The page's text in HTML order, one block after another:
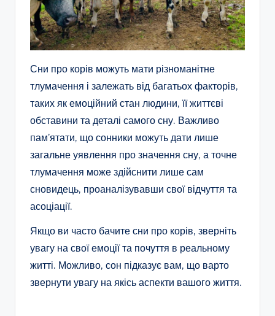
Сни про корів можуть мати різноманітне
тлумачення і залежать від багатьох факторів,
таких як емоційний стан людини, її життєві
обставини та деталі самого сну. Важливо
пам’ятати, що сонники можуть дати лише
загальне уявлення про значення сну, а точне
тлумачення може здійснити лише сам
сновидець, проаналізувавши свої відчуття та
асоціації.
Якщо ви часто бачите сни про корів, зверніть
увагу на свої емоції та почуття в реальному
житті. Можливо, сон підказує вам, що варто
звернути увагу на якісь аспекти вашого життя.